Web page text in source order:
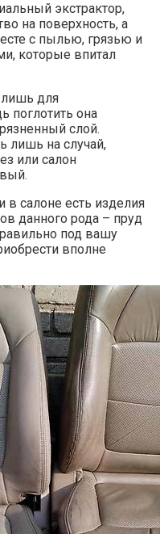
экстрактор,
на поверхность, а
с пылью, грязью и
которые впитал
лишь для
поглотить она
слой.
лишь на случай,
или салон
салоне есть изделия
данного рода – пруд
под вашу
вполне